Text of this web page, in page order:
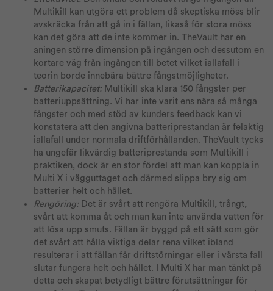
Multikill kan utgöra ett problem då skeptiska möss blir
avskräcka från att gå in i fällan, likaså för stora möss
kan det göra att de inte kommer in. TheVault har en
aningen större dimension på ingången och dessutom en
kortare väg från ingången till betet vilket iallafall i
teorin borde innebära bättre fångstmöjligheter.
Batterikapacitet:Multikill ska klara 150 fångster per
batteriuppsättning. Vi har inte varit ens nära så många
fångster och med stöd av kunders feedback kan vi
konstatera att den angivna batteriprestandan är felaktig
iallafall under normala driftförhållanden. TheVault tycks
ha ungefär likvärdig batteriprestanda som Multikill i
praktiken, dock är en stor fördel att man kan koppla in
Multi X i vägguttaget och därmed slippa bry sig om
batterier helt och hållet.
Rengöring:Det är svårt att rengöra Multikill, trångt,
svårt att komma åt och man kan inte använda vatten för
att lösa upp smuts. Fällan är byggd på ett sätt som gör
det svårt att hålla viktiga delar rena vilket ibland
resulterar i att fällan får driftstörningar eller i värsta fall
slutar fungera helt och hållet. I Multi X har man tänkt på
detta och skapat betydligt bättre förutsättningar för